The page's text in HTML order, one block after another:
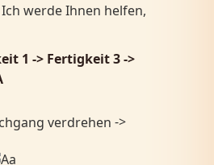
werde Ihnen helfen,
1 -> Fertigkeit 3 ​​->
->